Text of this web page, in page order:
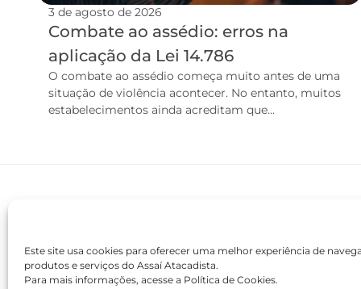
Este site usa cookies para oferecer uma melhor experiência de
produtos e serviços do Assaí Atacadista.
Para mais informações, acesse a Política de Cookies.
3 de agosto de 2026
Combate ao assédio: erros na
aplicação da Lei 14.786
O combate ao assédio começa muito antes de uma
situação de violência acontecer. No entanto, muitos
estabelecimentos ainda acreditam que...
contato@academiaassai.com.br